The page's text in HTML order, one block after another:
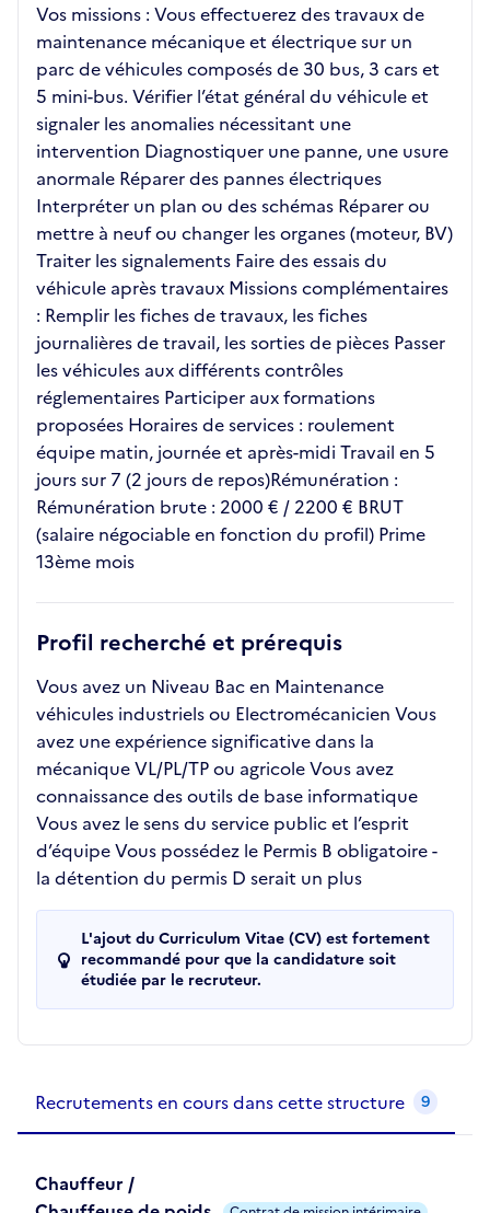
Vos missions : Vous effectuerez des travaux de
maintenance mécanique et électrique sur un
parc de véhicules composés de 30 bus, 3 cars et
5 mini-bus. Vérifier l’état général du véhicule et
signaler les anomalies nécessitant une
intervention Diagnostiquer une panne, une usure
anormale Réparer des pannes électriques
Interpréter un plan ou des schémas Réparer ou
mettre à neuf ou changer les organes (moteur, BV)
Traiter les signalements Faire des essais du
véhicule après travaux Missions complémentaires
: Remplir les fiches de travaux, les fiches
journalières de travail, les sorties de pièces Passer
les véhicules aux différents contrôles
réglementaires Participer aux formations
proposées Horaires de services : roulement
équipe matin, journée et après-midi Travail en 5
jours sur 7 (2 jours de repos)Rémunération :
Rémunération brute : 2000 € / 2200 € BRUT
(salaire négociable en fonction du profil) Prime
13ème mois
Profil recherché et prérequis
Vous avez un Niveau Bac en Maintenance
véhicules industriels ou Electromécanicien Vous
avez une expérience significative dans la
mécanique VL/PL/TP ou agricole Vous avez
connaissance des outils de base informatique
Vous avez le sens du service public et l’esprit
d’équipe Vous possédez le Permis B obligatoire -
la détention du permis D serait un plus
L'ajout du Curriculum Vitae (CV) est fortement
recommandé pour que la candidature soit
étudiée par le recruteur.
Recrutements en cours dans cette structure 9
Chauffeur /